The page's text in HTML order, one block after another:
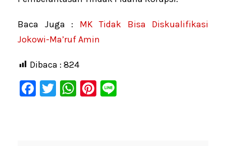
Baca Juga : MK Tidak Bisa Diskualifikasi
Jokowi-Ma’ruf Amin
Dibaca : 824
F
T
W Pi